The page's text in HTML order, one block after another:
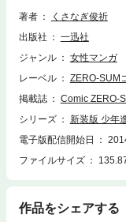
論」として毎月1冊ずつ
著者
くさなぎ俊祈
出版社
一迅社
ジャンル
女性マンガ
レーベル
ZERO-SUM
掲載誌
Comic ZERO-
シリーズ
新装版 少年
電子版配信開始日
ファイルサイズ
作品をシェアする